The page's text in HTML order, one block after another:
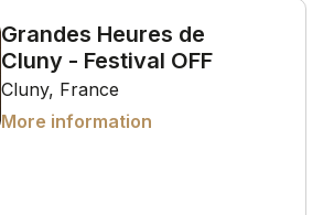
Grandes Heures de
Cluny - Festival OFF
Cluny, France
More information